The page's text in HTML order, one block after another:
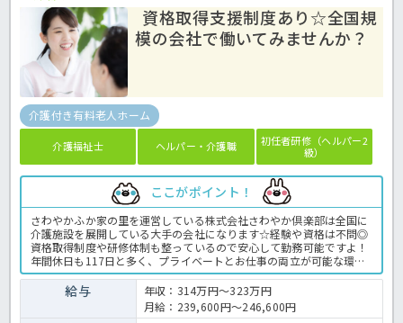
資格取得支援制度あり☆全国規
模の会社で働いてみませんか？
介護付き有料老人ホーム
介護福祉士 ヘルパー・介護職
初任者研修（ヘルパー2
級）
ここがポイント！
さわやかふか家の里を運営している株式会社さわやか倶楽部は全国に
介護施設を展開している大手の会社になります☆経験や資格は不問◎
資格取得制度や研修体制も整っているので安心して勤務可能ですよ！
年間休日も117日と多く、プライベートとお仕事の両立が可能な環境
になります☆定年が65歳で長く勤務することも可能で、65歳以降も条
件面は変わらずに働けるので安心の職場です〇求人が気になる方は是
非ほっ介護までお問い合わせください！有料老人ホームでの介護業務
全般です。＜介護職 正職員 有料老人ホームの求人＞
給与
年収：314万円～323万円
月給：239,600円～246,600円